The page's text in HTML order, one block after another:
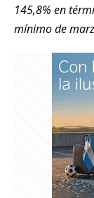
145,8% en
mínimo de